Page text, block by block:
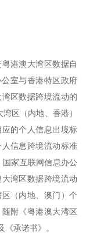
港澳大湾区数据自
室与香港特区政府
区数据跨境流动的
区（内地、香港）
的个人信息出境标
信息跨境流动标准
家互联网信息办公
湾区数据跨境流动
（内地、澳门）个
附《粤港澳大湾区
《承诺书》。